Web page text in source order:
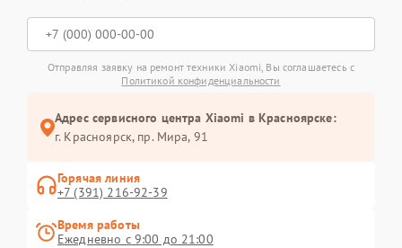
Отправляя заявку на ремонт техники Xiaomi, Вы соглашаетесь с
Политикой конфиденциальности
Адрес сервисного центра Xiaomi в Красноярске:
г. Красноярск, ​пр. Мира, 91
Горячая линия
+7 (391) 216-92-39
Время работы
Ежедневно с 9:00 до 21:00